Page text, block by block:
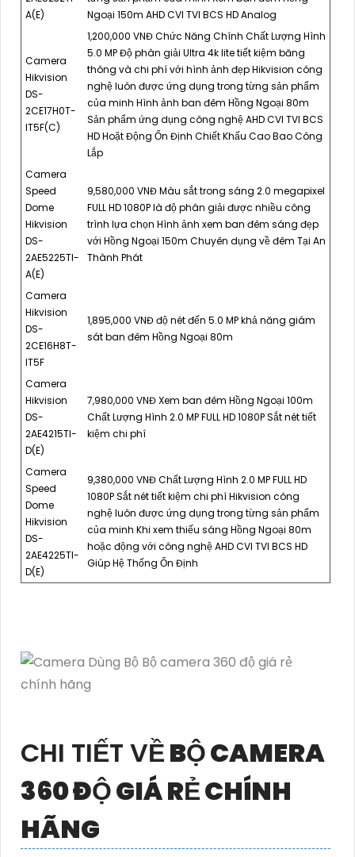
A(E)
Ngoại 150m AHD CVI TVI BCS HD Analog
Camera
Hikvision
DS-
2CE17H0T-
IT5F(C)
1,200,000 VNĐ Chức Năng Chính Chất Lượng Hình
5.0 MP Độ phân giải Ultra 4k lite tiết kiệm băng
thông và chi phí với hình ảnh đẹp Hikvision công
nghệ luôn được ứng dụng trong từng sản phẩm
của minh Hình ảnh ban đêm Hồng Ngoại 80m
Sản phẩm ứng dụng công nghệ AHD CVI TVI BCS
HD Hoặt Động Ổn Định Chiết Khấu Cao Bao Công
Lắp
Camera
Speed
Dome
Hikvision
DS-
2AE5225TI-
A(E)
9,580,000 VNĐ Màu sắt trong sáng 2.0 megapixel
FULL HD 1080P là độ phân giải được nhiều công
trình lựa chọn Hình ảnh xem ban đêm sáng đẹp
với Hồng Ngoại 150m Chuyên dụng về đêm Tại An
Thành Phát
Camera
Hikvision
DS-
2CE16H8T-
IT5F
1,895,000 VNĐ độ nét đến 5.0 MP khả năng giám
sát ban đêm Hồng Ngoại 80m
Camera
Hikvision
DS-
2AE4215TI-
D(E)
7,980,000 VNĐ Xem ban đêm Hồng Ngoại 100m
Chất Lượng Hình 2.0 MP FULL HD 1080P Sắt nét tiết
kiệm chi phí
Camera
Speed
Dome
Hikvision
DS-
2AE4225TI-
D(E)
9,380,000 VNĐ Chất Lượng Hình 2.0 MP FULL HD
1080P Sắt nét tiết kiệm chi phí Hikvision công
nghệ luôn được ứng dụng trong từng sản phẩm
của minh Khi xem thiếu sáng Hồng Ngoại 80m
hoặc động với công nghệ AHD CVI TVI BCS HD
Giúp Hệ Thống Ổn Định
CHI TIẾT VỀBỘ CAMERA
360 ĐỘ GIÁ RẺ CHÍNH
HÃNG